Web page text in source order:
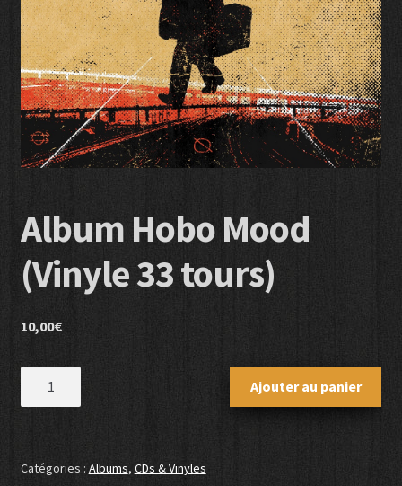
Panier
Sur notre boutique en ligne
Album Hobo Mood
(Vinyle 33 tours)
10,00€
Mood
Ajouter au panier
Catégories : Albums, CDs & Vinyles